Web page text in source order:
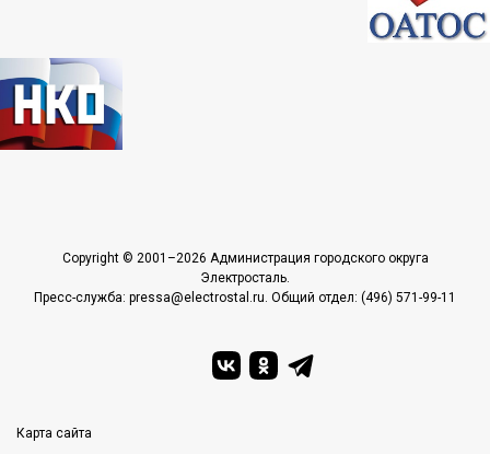
Copyright © 2001–2026 Администрация городского округа
Электросталь.
Пресс-служба: pressa@electrostal.ru. Общий отдел: (496) 571-99-11
Карта сайта